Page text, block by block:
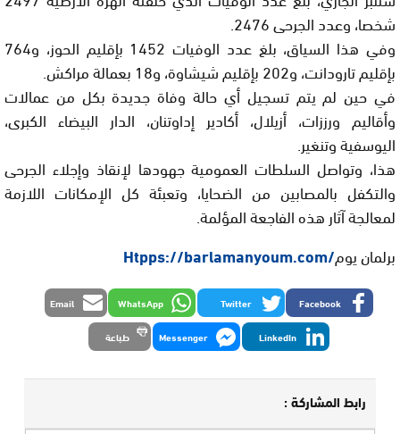
شخصا، وعدد الجرحى 2476.
وفي هذا السياق، بلغ عدد الوفيات 1452 بإقليم الحوز، و764
بإقليم تارودانت، و202 بإقليم شيشاوة، و18 بعمالة مراكش.
في حين لم يتم تسجيل أي حالة وفاة جديدة بكل من عمالات
وأقاليم ورززات، أزيلال، أكادير إداوتنان، الدار البيضاء الكبرى،
اليوسفية وتنغير.
هذا، وتواصل السلطات العمومية جهودها لإنقاذ وإجلاء الجرحى
والتكفل بالمصابين من الضحايا، وتعبئة كل الإمكانات اللازمة
لمعالجة آثار هذه الفاجعة المؤلمة.
برلمان يوم/Htpps://barlamanyoum.com
Facebook
Twitter
WhatsApp
Email
LinkedIn
Messenger طباعة
رابط المشاركة :